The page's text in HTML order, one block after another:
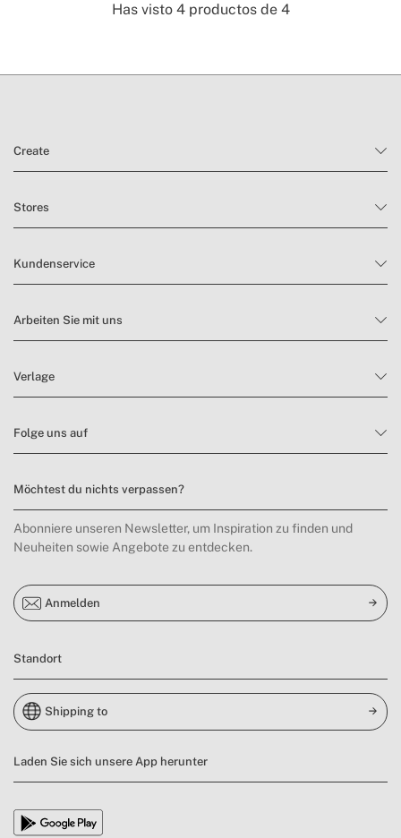
Has visto 4productos de 4
Create
Stores
Kundenservice
Arbeiten Sie mit uns
Verlage
Folge uns auf
Möchtest du nichts verpassen?
Abonniere unseren Newsletter, um Inspiration zu finden und
Neuheiten sowie Angebote zu entdecken.
Anmelden
Standort
Shipping to
Laden Sie sich unsere App herunter